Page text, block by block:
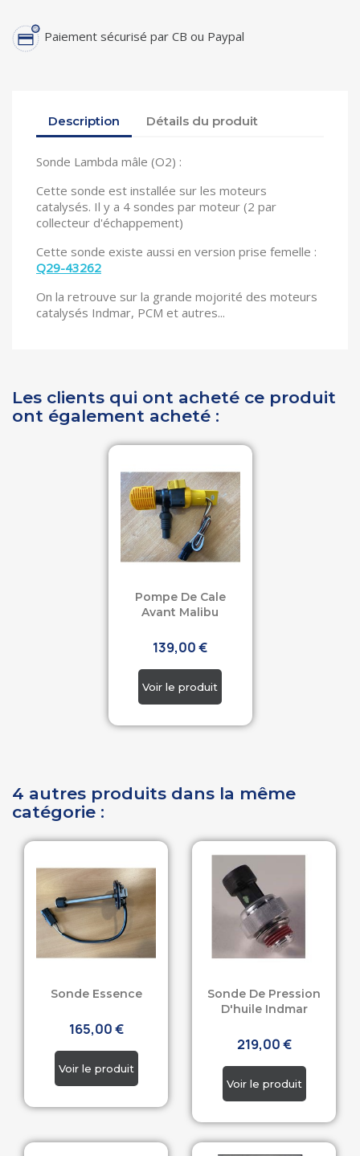
Paiement sécurisé par CB ou Paypal
Description Détails du produit
Sonde Lambda mâle (O2) :
Cette sonde est installée sur les moteurs
catalysés. Il y a 4 sondes par moteur (2 par
collecteur d'échappement)
Cette sonde existe aussi en version prise femelle :
Q29-43262
On la retrouve sur la grande mojorité des moteurs
catalysés Indmar, PCM et autres...
Les clients qui ont acheté ce produit
ont également acheté :
Pompe De Cale
Avant Malibu
139,00 €
4 autres produits dans la même
catégorie :
Sonde Essence
165,00 €
Sonde De Pression
D'huile Indmar
219,00 €